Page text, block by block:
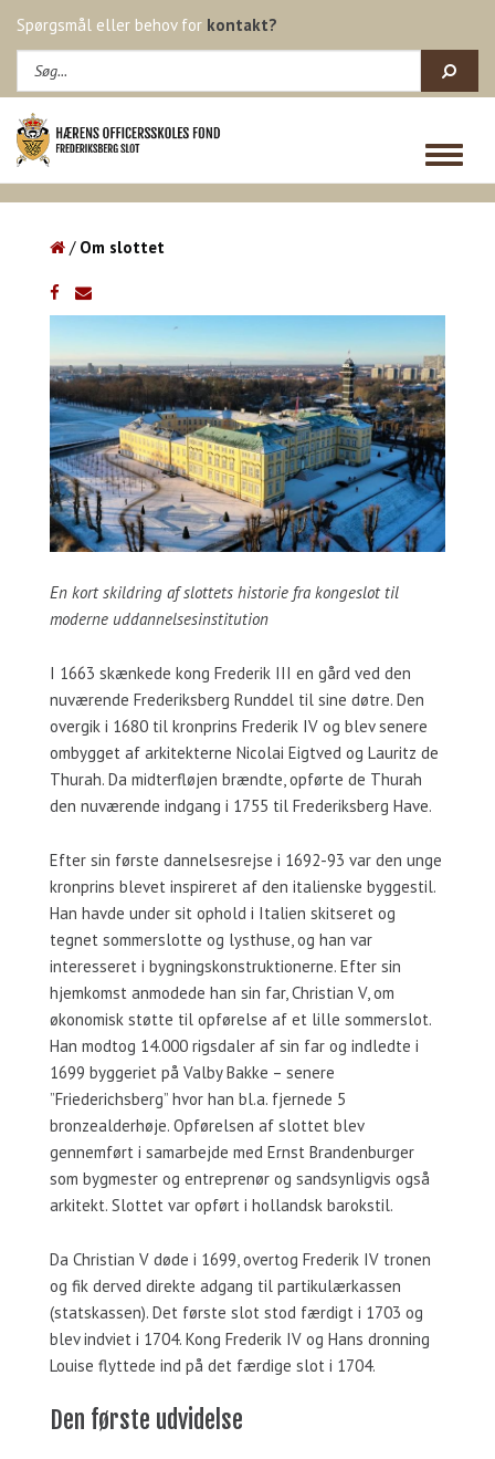
Spørgsmål eller behov for kontakt?
Toggle
/ Om slottet
En kort skildring af slottets historie fra kongeslot til
moderne uddannelsesinstitution
I 1663 skænkede kong Frederik III en gård ved den
nuværende Frederiksberg Runddel til sine døtre. Den
overgik i 1680 til kronprins Frederik IV og blev senere
ombygget af arkitekterne Nicolai Eigtved og Lauritz de
Thurah. Da midterfløjen brændte, opførte de Thurah
den nuværende indgang i 1755 til Frederiksberg Have.
Efter sin første dannelsesrejse i 1692-93 var den unge
kronprins blevet inspireret af den italienske byggestil.
Han havde under sit ophold i Italien skitseret og
tegnet sommerslotte og lysthuse, og han var
interesseret i bygningskonstruktionerne. Efter sin
hjemkomst anmodede han sin far, Christian V, om
økonomisk støtte til opførelse af et lille sommerslot.
Han modtog 14.000 rigsdaler af sin far og indledte i
1699 byggeriet på Valby Bakke – senere
”Friederichsberg” hvor han bl.a. fjernede 5
bronzealderhøje. Opførelsen af slottet blev
gennemført i samarbejde med Ernst Brandenburger
som bygmester og entreprenør og sandsynligvis også
arkitekt. Slottet var opført i hollandsk barokstil.
Da Christian V døde i 1699, overtog Frederik IV tronen
og fik derved direkte adgang til partikulærkassen
(statskassen). Det første slot stod færdigt i 1703 og
blev indviet i 1704. Kong Frederik IV og Hans dronning
Louise flyttede ind på det færdige slot i 1704.
Den første udvidelse